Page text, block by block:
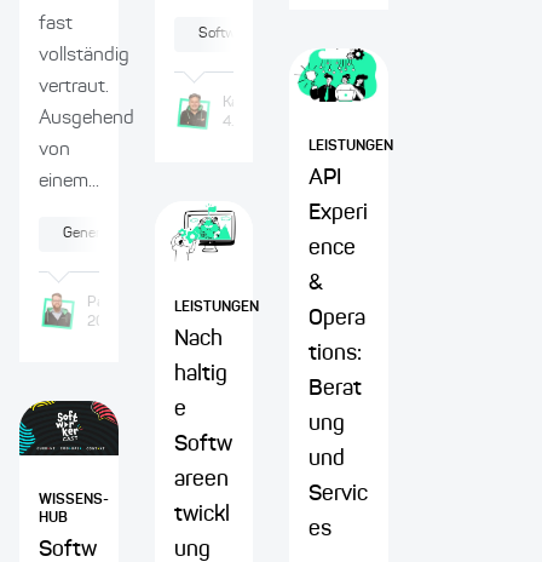
fast
vollständig
vertraut.
Ausgehend
von
einem...
Generative KI Software-Modernisierung
Patrick
Krings
20.10.2025
Dr. Florian
20.10.2025
WISSENS-
HUB
Softw
Softwarearchitektur
Karl
4.4.2025
Pedro
LEISTUNGEN
Nach
haltig
e
Softw
areen
twickl
ung
LEISTUNGEN
API
Experi
ence
&
Opera
tions:
Berat
ung
und
Servic
es